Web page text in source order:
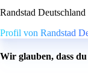
Randstad
Profil von Randstad
Wir glauben, dass